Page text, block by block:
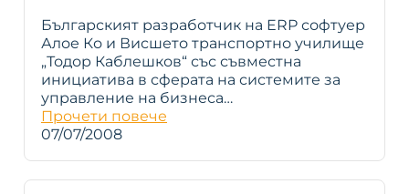
Българският разработчик на ERP софтуер
Алое Ко и Висшето транспортно училище
„Тодор Каблешков“ със съвместна
инициатива в сферата на системите за
управление на бизнеса…
Прочети повече
07/07/2008